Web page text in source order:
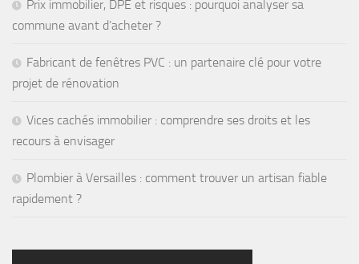
Prix immobilier, DPE et risques : pourquoi analyser sa
commune avant d’acheter ?
Fabricant de fenêtres PVC : un partenaire clé pour votre
projet de rénovation
Vices cachés immobilier : comprendre ses droits et les
recours à envisager
Plombier à Versailles : comment trouver un artisan fiable
rapidement ?